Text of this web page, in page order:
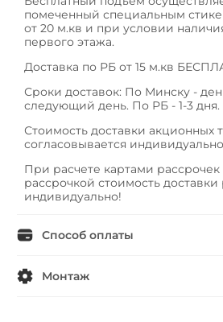
помеченный специальным
от 20 м.кв и при условии
первого этажа.
Доставка по РБ от 15 м.кв
Сроки доставок: По Минску -
следующий день. По РБ - 1-3 дня.
Стоимость доставки акционных
согласовывается
При расчете картами
рассрочкой стоимость доставки
индивидуально!
Способ оплаты
Монтаж